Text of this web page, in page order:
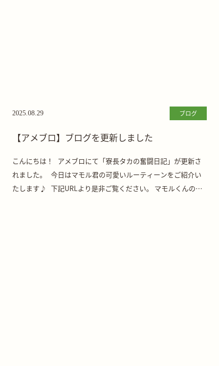
2025.08.29 ブログ
【アメブロ】ブログを更新しました
こんにちは！ アメブロにて「寮長タカの奮闘日記」が更新さ
れました。 今日はマモル君の可愛いルーティーンをご紹介い
たします♪ 下記URLより是非ご覧ください。 マモルくんの日